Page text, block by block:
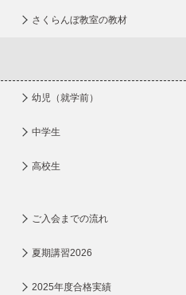
さくらんぼ教室の教材
幼児（就学前）
中学生
高校生
ご入会までの流れ
夏期講習2026
2025年度合格実績